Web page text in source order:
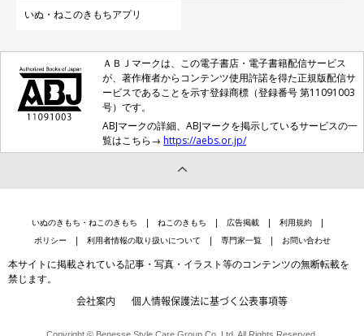
いぬ・ねこのきもちアプリ
ＡＢＪマークは、この電子書店・電子書籍配信サービス
が、著作権者からコンテンツ使用許諾を得た正規版配信サ
ービスであることを示す登録商標（登録番号 第11091003
号）です。
ABJマークの詳細、ABJマークを掲示しているサービスの一
覧はこちら→ https://aebs.or.jp/
いぬのきもち・ねこのきもち ねこのきもち 広告掲載
利用規約
ポリシー
利用者情報の取り扱いについて 専門家一覧 お問い合わせ
本サイトに掲載されている記事・写真・イラスト等のコンテンツの無断転載を
禁じます。
会社案内 個人情報保護法に基づく公表事項等